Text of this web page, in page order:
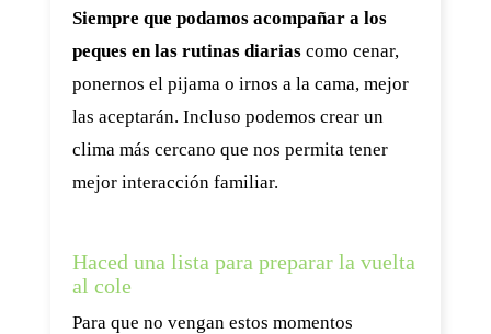
Siempre que podamos acompañar a los
peques en las rutinas diarias como cenar,
ponernos el pijama o irnos a la cama, mejor
las aceptarán. Incluso podemos crear un
clima más cercano que nos permita tener
mejor interacción familiar.
Haced una lista para preparar la vuelta
al cole
Para que no vengan estos momentos